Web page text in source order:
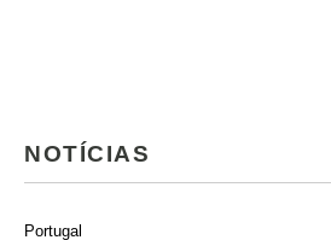
NOTÍCIAS
Portugal